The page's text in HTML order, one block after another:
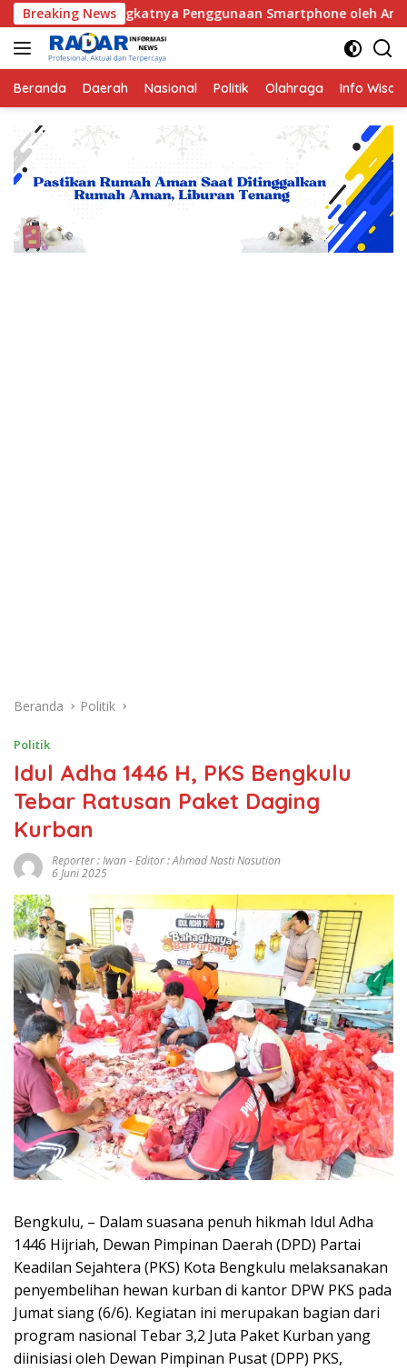
Langsung
ke
konten
Breaking News
Penggunaan Smartphone oleh Anak Hukuman
Beranda Daerah Nasional Politik Olahraga Info
Beranda Politik
Politik
Idul Adha 1446 H, PKS Bengkulu
Tebar Ratusan Paket Daging
Kurban
Reporter : Iwan - Editor : Ahmad Nasti Nasution
6 Juni 2025
Bengkulu, – Dalam suasana penuh hikmah Idul Adha
1446 Hijriah, Dewan Pimpinan Daerah (DPD) Partai
Keadilan Sejahtera (PKS) Kota Bengkulu melaksanakan
penyembelihan hewan kurban di kantor DPW PKS pada
Jumat siang (6/6). Kegiatan ini merupakan bagian dari
program nasional Tebar 3,2 Juta Paket Kurban yang
diinisiasi oleh Dewan Pimpinan Pusat (DPP) PKS,